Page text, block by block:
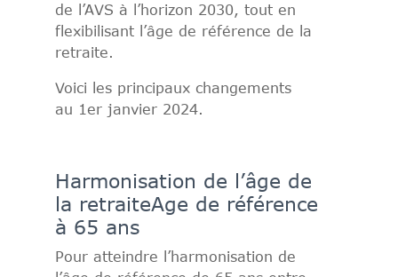
de l’AVS à l’horizon 2030, tout en
flexibilisant l’âge de référence de la
retraite.
Voici les principaux changements
au 1er janvier 2024.
Harmonisation de l’âge de
la retraiteAge de référence
à 65 ans
Pour atteindre l’harmonisation de